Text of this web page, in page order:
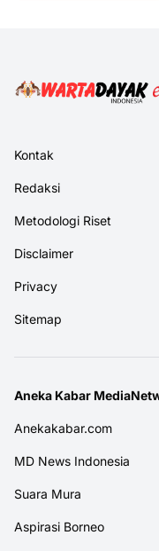
Kontak
Redaksi
Metodologi Riset
Disclaimer
Privacy
Sitemap
Aneka Kabar
Anekakabar.com
MD News Indonesia
Suara Mura
Aspirasi Borneo